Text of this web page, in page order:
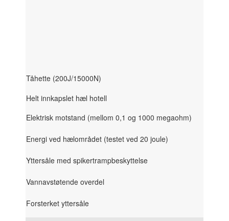
Tåhette (200J/15000N)
Helt innkapslet hæl hotell
Elektrisk motstand (mellom 0,1 og 1000 megaohm)
Energi ved hælområdet (testet ved 20 joule)
Yttersåle med spikertrampbeskyttelse
Vannavstøtende overdel
Forsterket yttersåle